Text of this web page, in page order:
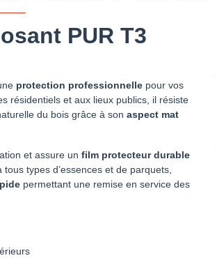
PUR T3
protection professionnelle pour vos
résidentiels et aux lieux publics, il résiste
du bois grâce à son aspect mat
et assure un film protecteur durable
types d’essences et de parquets,
permettant une remise en service des